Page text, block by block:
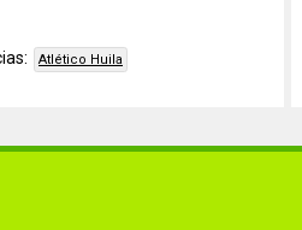
Atlético Huila